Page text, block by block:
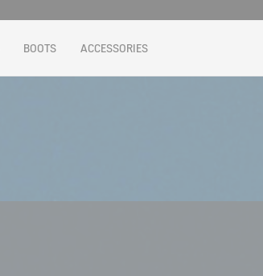
BOOTS ACCESSORIES